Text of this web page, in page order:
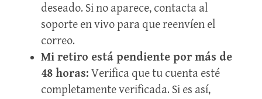
deseado. Si no aparece, contacta al
soporte en vivo para que reenvíen el
correo.
Mi retiro está pendiente por más de
48 horas: Verifica que tu cuenta esté
completamente verificada. Si es así,